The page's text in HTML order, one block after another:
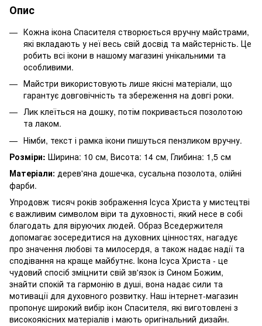
Опис
Кожна ікона Спасителя створюється вручну майстрами,
які вкладають у неї весь свій досвід та майстерність. Це
робить всі ікони в нашому магазині унікальними та
особливими.
Майстри використовують лише якісні матеріали, що
гарантує довговічність та збереження на довгі роки.
Лик клеїться на дошку, потім покривається позолотою
та лаком.
Німби, текст і рамка ікони пишуться пензликом вручну.
Розміри: Ширина: 10 см, Висота: 14 см, Глибина: 1,5 см
Матеріали: дерев'яна дошечка, сусальна позолота, олійні
фарби.
Упродовж тисяч років зображення Ісуса Христа у мистецтві
є важливим символом віри та духовності, який несе в собі
благодать для віруючих людей. Образ Вседержителя
допомагає зосередитися на духовних цінностях, нагадує
про значення любові та милосердя, а також надає надії та
сподівання на краще майбутнє. Ікона Ісуса Христа - це
чудовий спосіб зміцнити свій зв'язок із Сином Божим,
знайти спокій та гармонію в душі, вона надає сили та
мотивації для духовного розвитку. Наш інтернет-магазин
пропонує широкий вибір ікон Спасителя, які виготовлені з
високоякісних матеріалів і мають оригінальний дизайн.